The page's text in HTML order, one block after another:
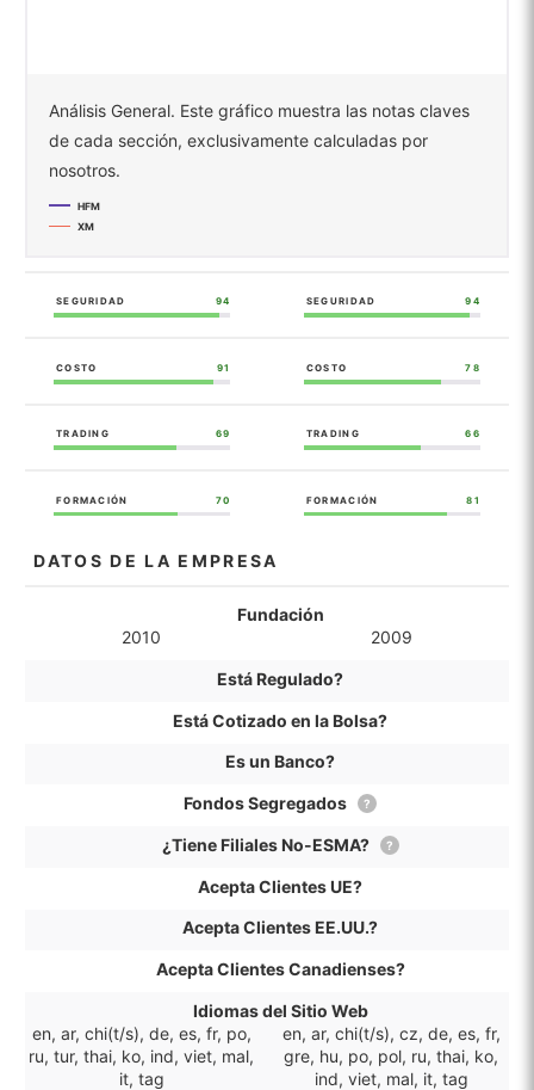
Análisis General. Este gráfico muestra las notas claves
de cada sección, exclusivamente calculadas por
nosotros.
HFM
XM
SEGURIDAD 94 SEGURIDAD 94
COSTO 91 COSTO 78
TRADING 69 TRADING 66
FORMACIÓN 70 FORMACIÓN 81
DATOS DE LA EMPRESA
Fundación
2010
2009
Está Regulado?
Está Cotizado en la Bolsa?
Es un Banco?
Fondos Segregados ?
¿Tiene Filiales No-ESMA? ?
Acepta Clientes UE?
Acepta Clientes EE.UU.?
Acepta Clientes Canadienses?
Idiomas del Sitio Web
en, ar, chi(t/s), de, es, fr, po,
ru, tur, thai, ko, ind, viet, mal,
it, tag
en, ar, chi(t/s), cz, de, es, fr,
gre, hu, po, pol, ru, thai, ko,
ind, viet, mal, it, tag